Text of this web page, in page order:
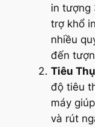
in tượng
trợ khổ
nhiều
đến
Tiêu
độ tiêu
máy
và rút